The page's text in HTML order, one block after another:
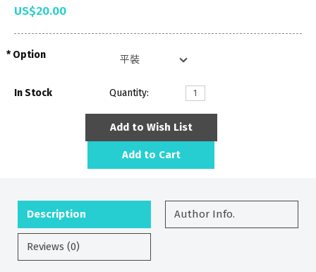
US$20.00
Option
In Stock Quantity:
Add to Wish List
Add to Cart
Description Author Info.
Reviews (0)